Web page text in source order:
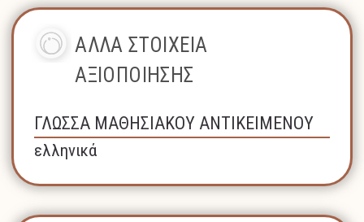
ΑΛΛΑ ΣΤΟΙΧΕΙΑ
ΑΞΙΟΠΟΙΗΣΗΣ
ΓΛΩΣΣΑ ΜΑΘΗΣΙΑΚΟΥ ΑΝΤΙΚΕΙΜΕΝΟΥ
ελληνικά